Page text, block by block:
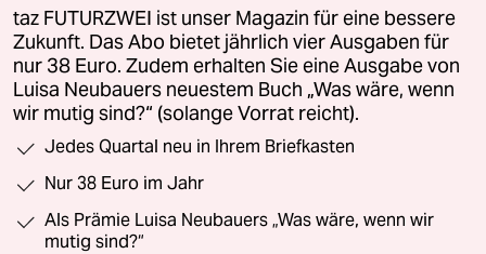
taz FUTURZWEI ist unser Magazin für eine bessere
Zukunft. Das Abo bietet jährlich vier Ausgaben für
nur 38 Euro. Zudem erhalten Sie eine Ausgabe von
Luisa Neubauers neuestem Buch „Was wäre, wenn
wir mutig sind?“ (solange Vorrat reicht).
Jedes Quartal neu in Ihrem Briefkasten
Nur 38 Euro im Jahr
Als Prämie Luisa Neubauers „Was wäre, wenn wir
mutig sind?“